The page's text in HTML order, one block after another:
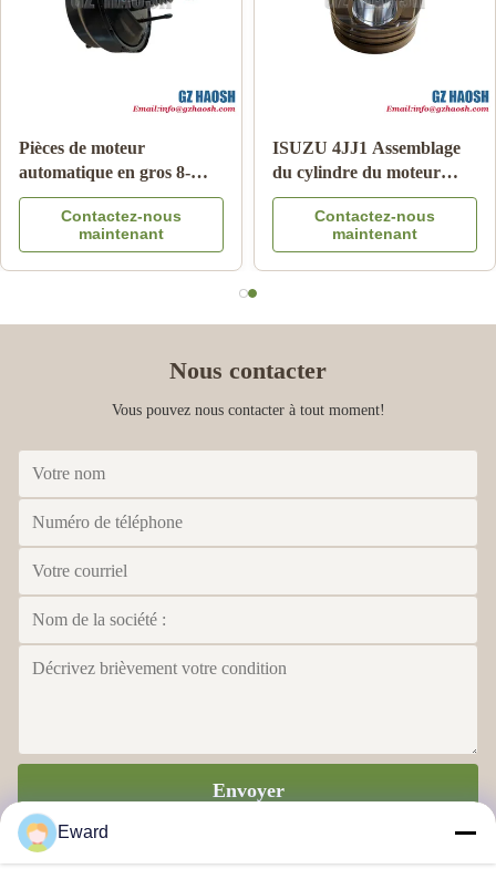
Pièces de moteur
automatique en gros 8-
97365516-DC
Amplificateur de frein
pour Isuzu DMAX 03-06
Contactez-nous
maintenant
ISUZU 4JJ1 Assemblage
du cylindre du moteur
OEM remplacement
Garantie de 3 mois
Contactez-nous
maintenant
Nous contacter
Vous pouvez nous contacter à tout moment!
Envoyer
Eward